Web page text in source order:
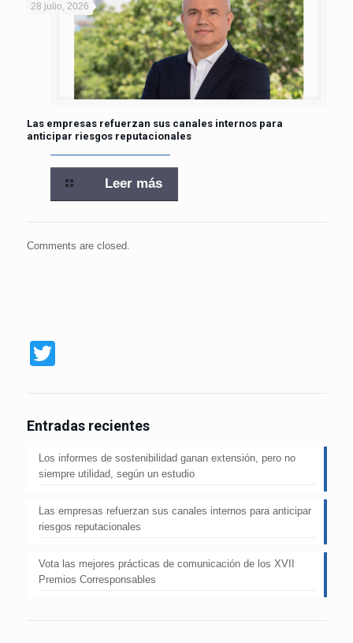
28 julio, 2026
Las empresas refuerzan sus canales internos para
anticipar riesgos reputacionales
Leer más
Comments are closed.
Entradas recientes
Los informes de sostenibilidad ganan extensión, pero no
siempre utilidad, según un estudio
Las empresas refuerzan sus canales internos para anticipar
riesgos reputacionales
Vota las mejores prácticas de comunicación de los XVII
Premios Corresponsables